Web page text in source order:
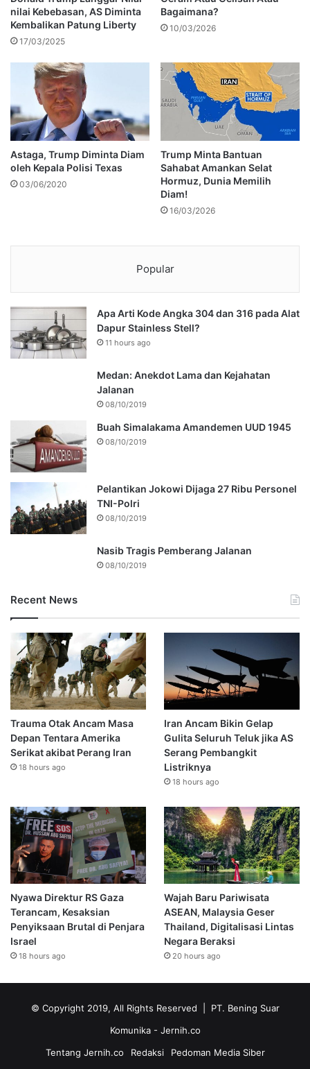
nilai Kebebasan, AS Diminta
Kembalikan Patung Liberty
17/03/2025
Bagaimana?
10/03/2026
Astaga, Trump Diminta Diam
oleh Kepala Polisi Texas
03/06/2020
Trump Minta Bantuan
Sahabat Amankan Selat
Hormuz, Dunia Memilih
Diam!
16/03/2026
Popular
Apa Arti Kode Angka 304 dan 316 pada Alat
Dapur Stainless Stell?
11 hours ago
Medan: Anekdot Lama dan Kejahatan
Jalanan
08/10/2019
Buah Simalakama Amandemen UUD 1945
08/10/2019
Pelantikan Jokowi Dijaga 27 Ribu Personel
TNI-Polri
08/10/2019
Nasib Tragis Pemberang Jalanan
08/10/2019
Recent News
Trauma Otak Ancam Masa
Depan Tentara Amerika
Serikat akibat Perang Iran
18 hours ago
Iran Ancam Bikin Gelap
Gulita Seluruh Teluk jika AS
Serang Pembangkit
Listriknya
18 hours ago
Nyawa Direktur RS Gaza
Terancam, Kesaksian
Penyiksaan Brutal di Penjara
Israel
18 hours ago
Wajah Baru Pariwisata
ASEAN, Malaysia Geser
Thailand, Digitalisasi Lintas
Negara Beraksi
20 hours ago
© Copyright 2019, All Rights Reserved | PT. Bening Suar
Komunika - Jernih.co
Tentang Jernih.co
Redaksi
Pedoman Media Siber